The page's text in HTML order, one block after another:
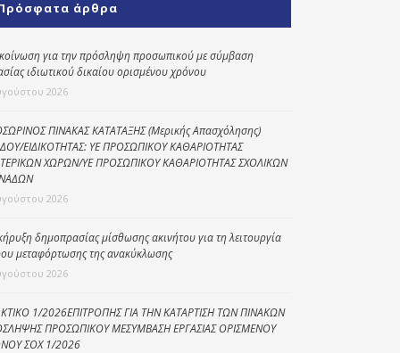
Kοινωνικό
φαρμακείο
Πρόγραμμα
“Βοήθεια στο σπίτι”
Κέντρο Ημερήσιας
Φροντίδας
άρθρα
για την πρόσληψη προσωπικού με σύμβαση
ιδιωτικού δικαίου ορισμένου χρόνου
2026
ΠΙΝΑΚΑΣ ΚΑΤΑΤΑΞΗΣ (Μερικής Απασχόλησης)
ΕΙΔΙΚΟΤΗΤΑΣ: ΥΕ ΠΡΟΣΩΠΙΚΟΥ ΚΑΘΑΡΙΟΤΗΤΑΣ
ΧΩΡΩΝ/ΥΕ ΠΡΟΣΩΠΙΚΟΥ ΚΑΘΑΡΙΟΤΗΤΑΣ ΣΧΟΛΙΚΩΝ
2026
δημοπρασίας μίσθωσης ακινήτου για τη λειτουργία
μεταφόρτωσης της ανακύκλωσης
2026
1/2026ΕΠΙΤΡΟΠΗΣ ΓΙΑ ΤΗΝ ΚΑΤΑΡΤΙΣΗ ΤΩΝ ΠΙΝΑΚΩΝ
ΠΡΟΣΩΠΙΚΟΥ ΜΕΣΥΜΒΑΣΗ ΕΡΓΑΣΙΑΣ ΟΡΙΣΜΕΝΟΥ
ΣΟΧ 1/2026